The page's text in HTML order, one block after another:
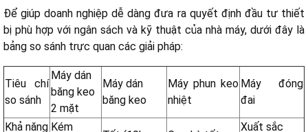
Để giúp doanh nghiệp dễ dàng đưa ra quyết định đầu tư thiết
bị phù hợp với ngân sách và kỹ thuật của nhà máy, dưới đây là
bảng so sánh trực quan các giải pháp:
Tiêu chí
so sánh
Máy dán
băng keo
2 mặt
Máy dán
băng keo
Máy phun keo
nhiệt
Máy đóng
đai
Khả năng Kém
Xuất sắc